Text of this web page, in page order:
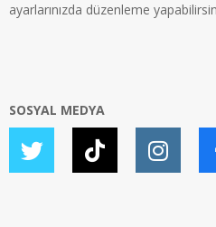
ayarlarınızda düzenleme
SOSYAL MEDYA